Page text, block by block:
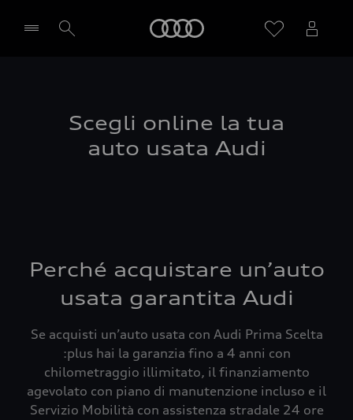
Scegli online la tua
auto usata Audi
Perché acquistare un’auto
usata garantita Audi
Se acquisti un’auto usata con Audi Prima Scelta
:plus hai la garanzia fino a 4 anni con
chilometraggio illimitato, il finanziamento
agevolato con piano di manutenzione incluso e il
Servizio Mobilità con assistenza stradale 24 ore